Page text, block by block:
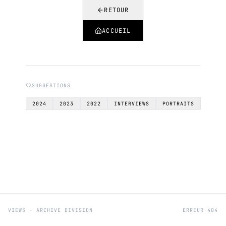
RETOUR
ACCUEIL
SUGGESTIONS
2024 2023 2022 INTERVIEWS PORTRAITS
VIEWS - ARCHIVE DIVISION ERREUR 404